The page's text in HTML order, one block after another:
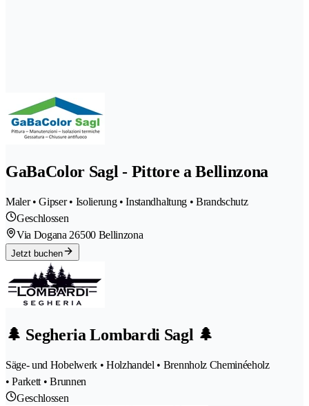
GaBaColor Sagl - Pittore a Bellinzona
Maler • Gipser • Isolierung • Instandhaltung • Brandschutz
Geschlossen
Via Dogana 26500 Bellinzona
Jetzt buchen
🌲 Segheria Lombardi Sagl 🌲
Säge- und Hobelwerk • Holzhandel • Brennholz Cheminéeholz
• Parkett • Brunnen
Geschlossen